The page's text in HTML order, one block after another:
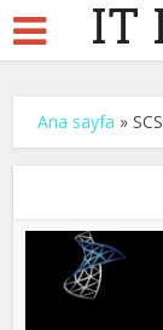
IT
Ana sayfa »